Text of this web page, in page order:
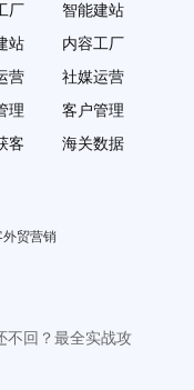
厂
站
营
理
客
智能建站
内容工厂
社媒运营
客户管理
海关数据
外贸营销
不回？最全实战攻